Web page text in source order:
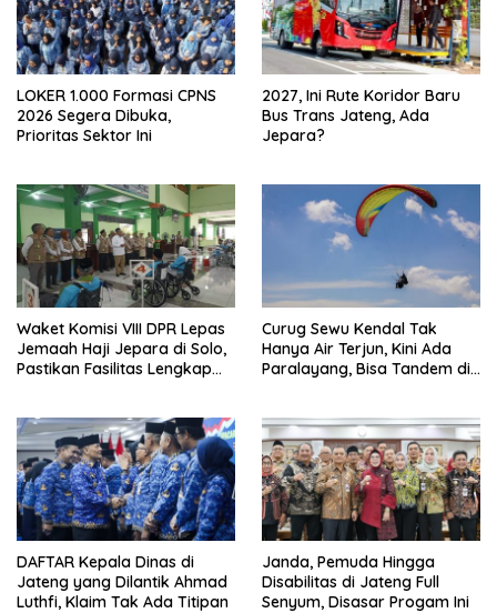
LOKER 1.000 Formasi CPNS
2026 Segera Dibuka,
Prioritas Sektor Ini
2027, Ini Rute Koridor Baru
Bus Trans Jateng, Ada
Jepara?
Waket Komisi VIII DPR Lepas
Jemaah Haji Jepara di Solo,
Pastikan Fasilitas Lengkap
Curug Sewu Kendal Tak
Hanya Air Terjun, Kini Ada
Paralayang, Bisa Tandem di
DAFTAR Kepala Dinas di
Jateng yang Dilantik Ahmad
Luthfi, Klaim Tak Ada Titipan
Janda, Pemuda Hingga
Disabilitas di Jateng Full
Senyum, Disasar Progam Ini